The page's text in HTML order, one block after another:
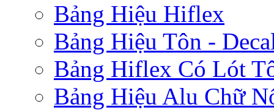
Bảng Hiệu Hiflex
Bảng Hiệu Tôn -
Bảng Hiflex Có Lót
Bảng Hiệu Alu Chữ